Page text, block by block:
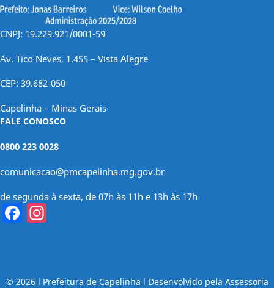
CNPJ: 19.229.921/0001-59
Av. Tico Neves, 1.455 – Vista Alegre
CEP: 39.682-050
Capelinha – Minas Gerais
FALE CONOSCO
0800 223 0028
comunicacao@pmcapelinha.mg.gov.br
de segunda à sexta, de 07h às 11h e 13h às 17h
Facebook
© 2026 l Prefeitura de Capelinha l Desenvolvido pela Assessoria